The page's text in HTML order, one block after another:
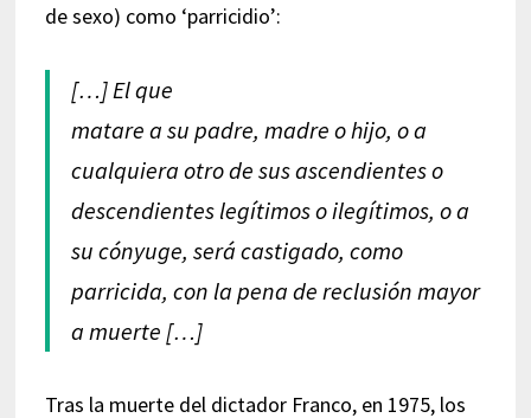
de sexo) como ‘parricidio’:
[…] El que
matare a su padre, madre o hijo, o a
cualquiera otro de sus ascendientes o
descendientes legítimos o ilegítimos, o a
su cónyuge, será castigado, como
parricida, con la pena de reclusión mayor
a muerte […]
Tras la muerte del dictador Franco, en 1975, los